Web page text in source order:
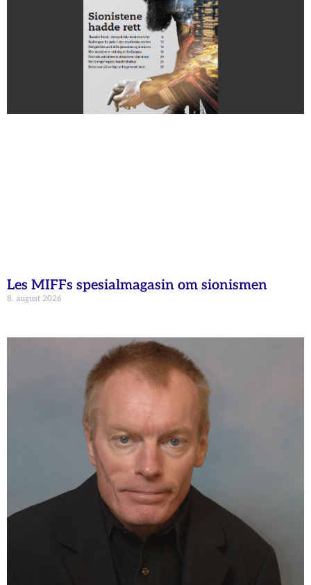
Les MIFFs spesialmagasin om sionismen
8. august 2026